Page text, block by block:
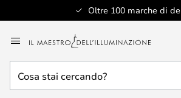
Oltre 100 marche di
al
contenuto
stai